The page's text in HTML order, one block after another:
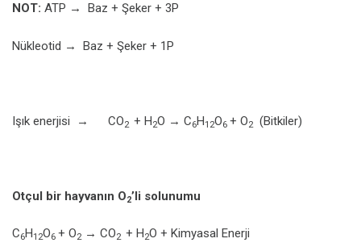
NOT: ATP → Baz + Şeker + 3P
Nükleotid → Baz + Şeker + 1P
Işık enerjisi → CO2 + H2O → C6H12O6 + O2 (Bitkiler)
Otçul bir hayvanın O2’li solunumu
C6H12O6 + O2 → CO2 + H 2O + Kimyasal Enerji